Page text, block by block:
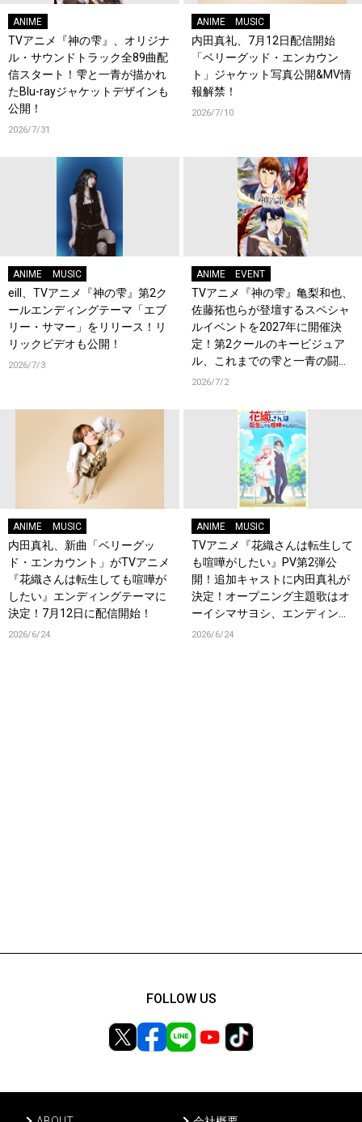
ANIME
TVアニメ『神の雫』、オリジナ
ル・サウンドトラック全89曲配
信スタート！雫と一青が描かれ
たBlu-rayジャケットデザインも
公開！
2026/7/31
ANIME MUSIC
内田真礼、7月12日配信開始
「ベリーグッド・エンカウン
ト」ジャケット写真公開&MV情
報解禁！
2026/7/10
ANIME MUSIC
eill、TVアニメ『神の雫』第2ク
ールエンディングテーマ「エブ
リー・サマー」をリリース！リ
リックビデオも公開！
2026/7/3
ANIME EVENT
TVアニメ『神の雫』亀梨和也、
佐藤拓也らが登壇するスペシャ
ルイベントを2027年に開催決
定！第2クールのキービジュア
ル、これまでの雫と一青の闘い
を振り返る総集編も公開！
2026/7/2
ANIME MUSIC
内田真礼、新曲「ベリーグッ
ド・エンカウント」がTVアニメ
『花織さんは転生しても喧嘩が
したい』エンディングテーマに
決定！7月12日に配信開始！
2026/6/24
ANIME MUSIC
TVアニメ『花織さんは転生して
も喧嘩がしたい』PV第2弾公
開！追加キャストに内田真礼が
決定！オープニング主題歌はオ
ーイシマサヨシ、エンディング
主題歌は内田真礼が担当！
2026/6/24
FOLLOW US